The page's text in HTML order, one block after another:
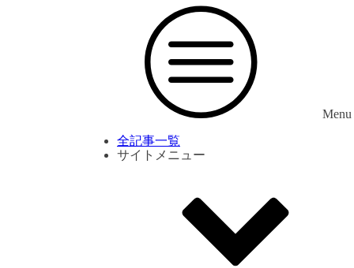
Menu
全記事一覧
サイトメニュー